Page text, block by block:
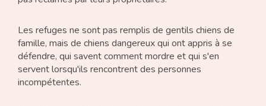
Les refuges ne sont pas remplis de gentils chiens de
famille, mais de chiens dangereux qui ont appris à se
défendre, qui savent comment mordre et qui s'en
servent lorsqu'ils rencontrent des personnes
incompétentes.